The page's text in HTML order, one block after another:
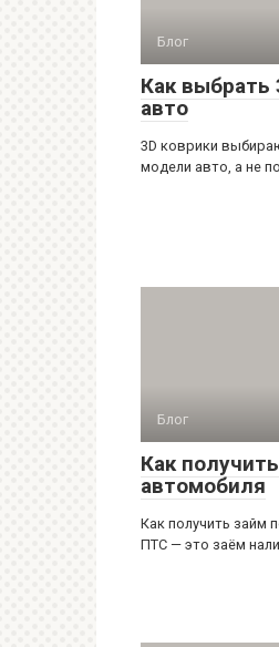
Блог
Как выбрать
авто
3D коврики
модели авто, а не
Блог
Как
автомобиля
Как получить займ
ПТС — это заём